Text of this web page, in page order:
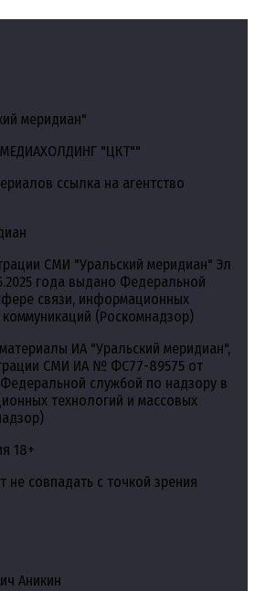
меридиан"
"ЦКТ""
ссылка на агентство
СМИ "Уральский меридиан" Эл
года выдано Федеральной
связи, информационных
(Роскомнадзор)
ИА "Уральский меридиан",
СМИ ИА № ФС77-89575 от
службой по надзору в
технологий и массовых
18+
совпадать с точкой зрения
Аникин